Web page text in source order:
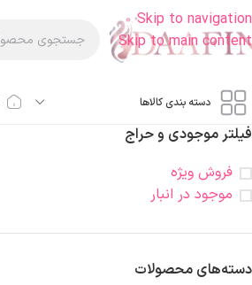
Skip to navigation
Skip to main content
دسته بندی کالاها
فیلتر موجودی و حراج
فروش ویژه
موجود در انبار
دسته‌های محصولات